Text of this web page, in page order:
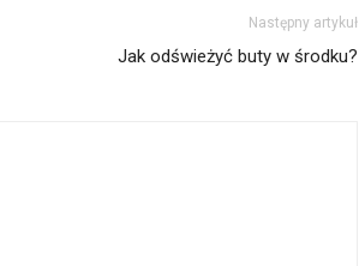
Następny artykuł
Jak odświeżyć buty w środku?